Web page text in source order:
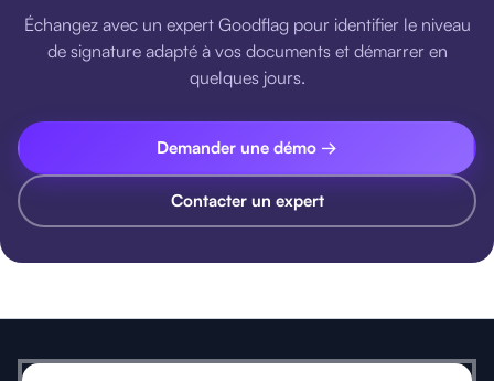
Échangez avec un expert Goodflag pour identifier le niveau
de signature adapté à vos documents et démarrer en
quelques jours.
Demander une démo →
Contacter un expert